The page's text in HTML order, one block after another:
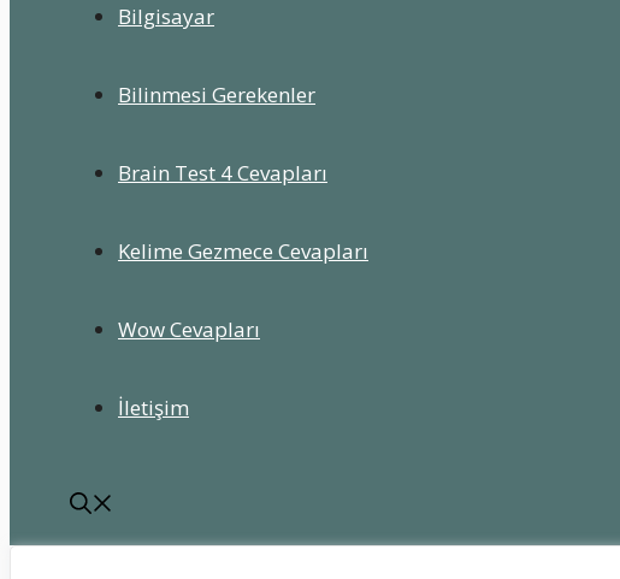
Bilgisayar
Bilinmesi Gerekenler
Brain Test 4 Cevapları
Kelime Gezmece Cevapları
Wow Cevapları
İletişim